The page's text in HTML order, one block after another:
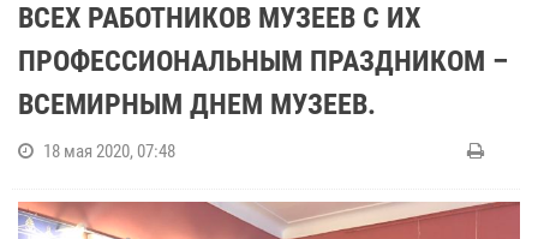
ВСЕХ РАБОТНИКОВ МУЗЕЕВ С ИХ
ПРОФЕССИОНАЛЬНЫМ ПРАЗДНИКОМ –
ВСЕМИРНЫМ ДНЕМ МУЗЕЕВ.
18 мая 2020, 07:48